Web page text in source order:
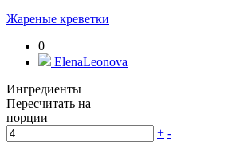
Жареные креветки
0
ElenaLeonova
Ингредиенты
Пересчитать на
порции
+ -